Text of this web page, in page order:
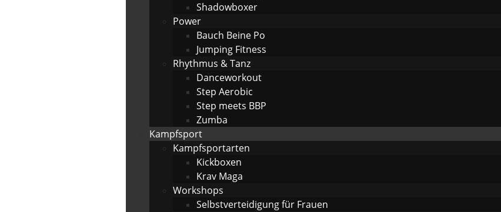
Shadowboxer
Power
Bauch Beine Po
Jumping Fitness
Rhythmus & Tanz
Danceworkout
Step Aerobic
Step meets BBP
Zumba
Kampfsport
Kampfsportarten
Kickboxen
Krav Maga
Workshops
Selbstverteidigung für Frauen